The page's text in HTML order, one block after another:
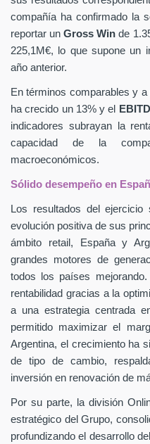
compañía ha confirmado la
reportar unGross Winde
225,1M€, lo que supone un
año anterior.
En términos comparables y a
ha crecido un 13% y el
indicadores subrayan la
capacidad de la
macroeconómicos.
Sólido desempeño en
Los resultados del
evolución positiva de sus
ámbito retail, España y
grandes motores de
todos los países
rentabilidad gracias a la
a una estrategia centrada
permitido maximizar el
Argentina, el crecimiento ha
de tipo de cambio,
inversión en renovación de
Por su parte, la división
estratégico del Grupo,
profundizando el desarrollo